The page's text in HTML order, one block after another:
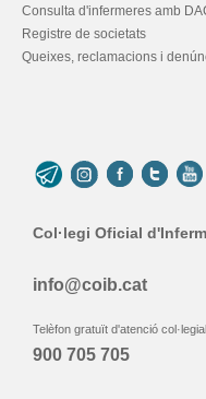
Consulta d'infermeres amb
Registre de societats
Queixes, reclamacions i
Col·legi Oficial
info@coib.cat
Telèfon gratuït d'atenció
900 705 705